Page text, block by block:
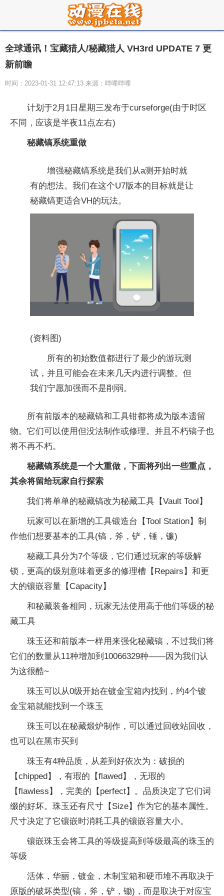
全球通讯！宝藏猎人/秘藏猎人 VH3rd UPDATE 7 更
新前瞻
时间：2023-01-31 12:47:13 来源：哔哩哔哩
计划于2月1日星期三发布于curseforge(由于时区
不同，应该是半夜11点左右)
秘藏镐系统重做
增强秘藏镐系统是我们从a测开始时就
有的想法。我们在这个U7版本的目标就是让
秘藏镐更适合VH的玩法。
(资料图)
所有的初始数值都进行了最少的游玩测
试，并且可能会在未来几天内进行调整。但
我们宁愿加强而不是削弱。
所有前版本的秘藏镐和工具钳都将成为版本遗留
物。它们可以使用但没法制作或修理。并且不朽镐子也
将不再不朽。
秘藏镐系统是一个大重做，下面将列出一些重点，
其余将留给玩家自行探索
我们将单单的秘藏镐改为秘藏工具【Vault Tool】
玩家可以在新增的工具锻造台【Tool Station】制
作他们想要基本的工具(镐，斧，铲，锤，镰)
秘藏工具分为7个等级，它们通过玩家的等级解
锁，更高的级别意味着更多的修理槽【Repairs】和更
大的镶嵌容量【Capacity】
和秘藏装备相同，玩家无法使用高于他们等级的秘
藏工具
珠玉还和前版本一样用来强化秘藏镐，不过我们将
它们的数量从11种增加到10066329种——因为我们认
为这很酷~
珠玉可以从0级开始在镀金宝箱内找到，约4个镀
金宝箱就能找到一个珠玉
珠玉可以在秘藏煅炉制作，可以通过回收站回收，
也可以在黑市买到
珠玉有4种品质，从差到好依次为：破损的
【chipped】，有瑕的【flawed】，无瑕的
【flawless】，完美的【perfect】。品质决定了它们词
缀的好坏。珠玉还有尺寸【Size】作为它的基本属性。
尺寸决定了它镶嵌时消耗工具的镶嵌容量大小。
镶嵌珠玉会将工具的等级提高到等级最高的珠玉的
等级
活体，华丽，镀金，木制宝箱和硬币堆不再取决于
原版的破坏类型(镐，斧，铲，锄)，而是取决于对应宝